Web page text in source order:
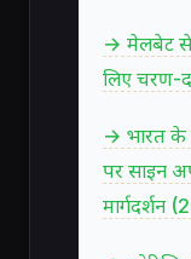
→ मेलबेट से
लिए चरण-
→ भारत के
पर साइन
मार्गदर्शन